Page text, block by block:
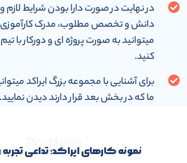
در نهایت در صورت دارا بودن شرایط
دانش و تخصص مطلوب، مدرک کارآموزی
میتوانید به صورت پروژه ای و دورکار با
کنید.
برای آشنایی با مجموعه بزرگ ایراکد
ما که در بخش بعد قرار دارند دیدن نمایید.
Portfolio
نمونه کارهای ایراکد؛ تداعی